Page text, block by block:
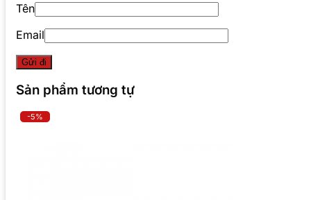
Tên
Email
Sản phẩm tương tự
-5%